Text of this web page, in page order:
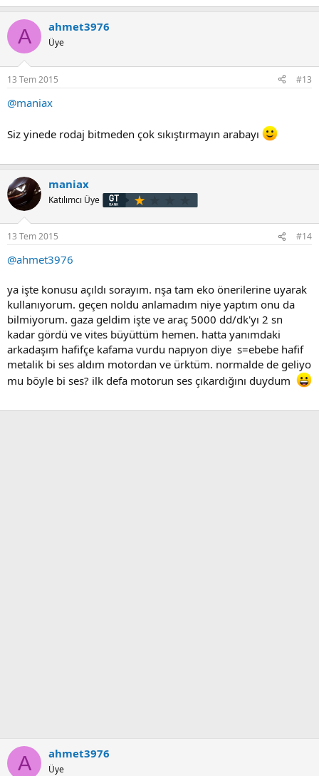
A ahmet3976
Üye
13 Tem 2015 #13
@maniax
Siz yinede rodaj bitmeden çok sıkıştırmayın arabayı
maniax
Katılımcı Üye
13 Tem 2015 #14
@ahmet3976
ya işte konusu açıldı sorayım. nşa tam eko önerilerine uyarak
kullanıyorum. geçen noldu anlamadım niye yaptım onu da
bilmiyorum. gaza geldim işte ve araç 5000 dd/dk'yı 2 sn
kadar gördü ve vites büyüttüm hemen. hatta yanımdaki
arkadaşım hafifçe kafama vurdu napıyon diye s=ebebe hafif
metalik bi ses aldım motordan ve ürktüm. normalde de geliyo
mu böyle bi ses? ilk defa motorun ses çıkardığını duydum
A ahmet3976
Üye